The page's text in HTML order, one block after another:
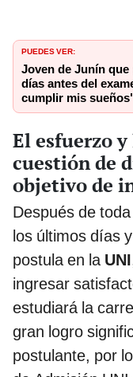
PUEDES VER:
Joven de Junín que
días antes del
cumplir mis
El esfuerzo
cuestión de
objetivo de
Después de
los últimos días
postula en la UNI
ingresar
estudiará la
gran logro
postulante, por